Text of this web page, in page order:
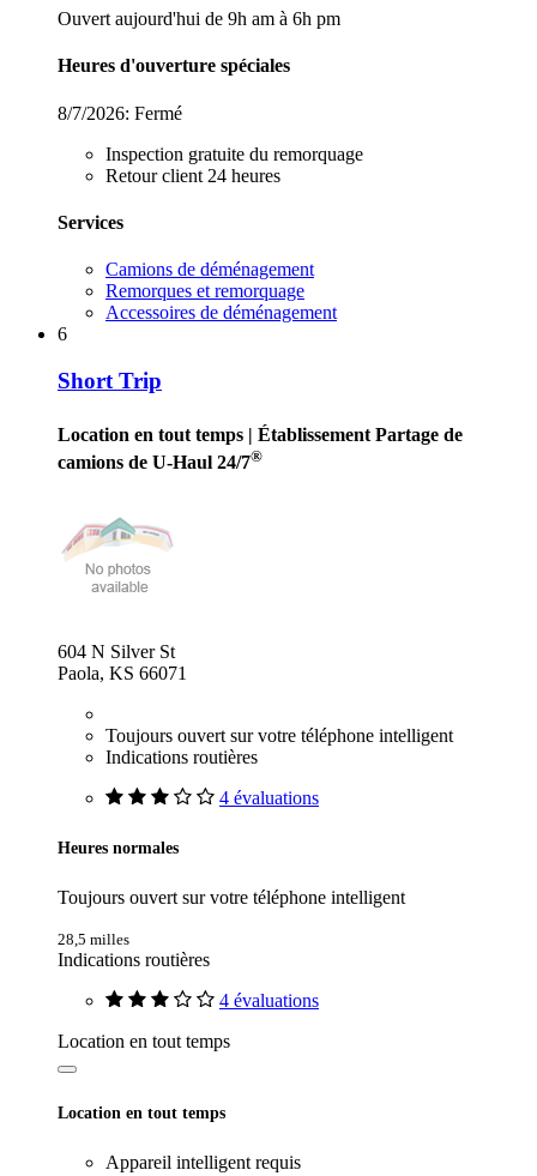
Ouvert aujourd'hui de 9h am à 6h pm
Heures d'ouverture spéciales
8/7/2026: Fermé
Inspection gratuite du remorquage
Retour client 24 heures
Services
Camions de déménagement
Remorques et remorquage
Accessoires de déménagement
6
Short Trip
Location en tout temps | Établissement Partage de
camions de U-Haul 24/7®
604 N Silver St
Paola, KS 66071
Toujours ouvert sur votre téléphone intelligent
Indications routières
4 évaluations
Heures normales
Toujours ouvert sur votre téléphone intelligent
28,5 milles
Indications routières
4 évaluations
Location en tout temps
Location en tout temps
Appareil intelligent requis